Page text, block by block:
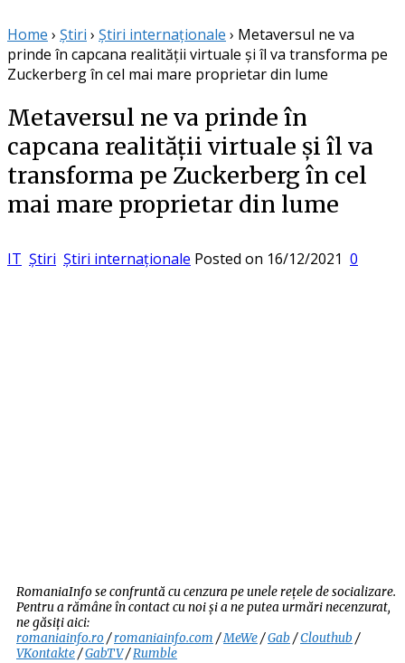
Home › Știri › Știri internaționale › Metaversul ne va
prinde în capcana realității virtuale și îl va transforma pe
Zuckerberg în cel mai mare proprietar din lume
Metaversul ne va prinde în
capcana realității virtuale și îl va
transforma pe Zuckerberg în cel
mai mare proprietar din lume
IT Știri Știri internaționale Posted on 16/12/2021 0
RomaniaInfo se confruntă cu cenzura pe unele rețele de socializare.
Pentru a rămâne în contact cu noi și a ne putea urmări necenzurat,
ne găsiți aici:
romaniainfo.ro/romaniainfo.com /MeWe/Gab /Clouthub /
VKontakte/GabTV/Rumble